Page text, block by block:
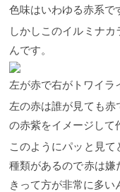
色味はいわゆる赤系で
しかしこのイルミナ
んです。
左が赤で右がトワイラ
左の赤は誰が見ても
の赤紫をイメージして
このようにパッと見
種類があるので赤は嫌
きって方が非常に多い